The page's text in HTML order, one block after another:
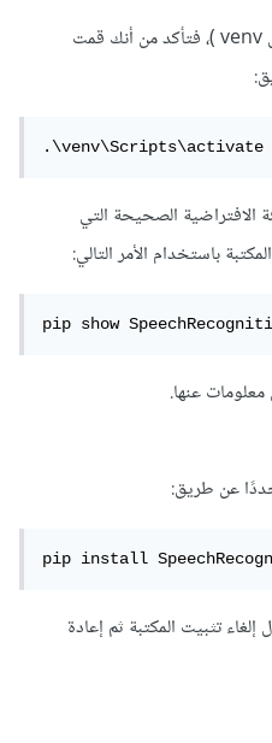
إذا كنت تستخدم بيئة افتراضية (مثل venv )، فتأكد من أنك قمت
.\venv\Scripts\activate
الافتراضية الصحيحة التي
باستخدام الأمر التالي:
pip show
عنها.
عن طريق:
pip install
تثبيت المكتبة ثم إعادة